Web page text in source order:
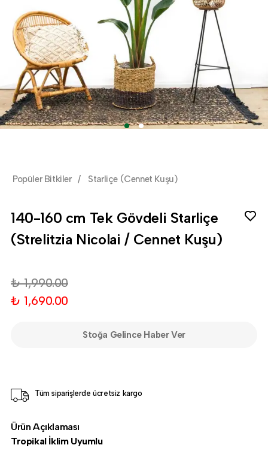
Popüler Bitkiler / Starliçe (Cennet Kuşu)
140-160 cm Tek Gövdeli Starliçe
(Strelitzia Nicolai / Cennet Kuşu)
₺ 1,990.00
₺ 1,690.00
Stoğa Gelince Haber Ver
Tüm siparişlerde ücretsiz kargo
Ürün Açıklaması
Tropikal İklim Uyumlu